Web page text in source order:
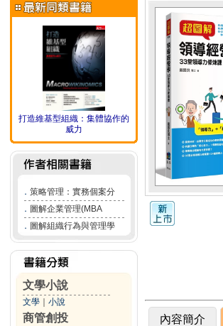
打造維基型組織：集體協作的
威力
． 策略管理：實務個案分
． 圖解企業管理(MBA
． 圖解組織行為與管理學
文學小說
文學 小說
商管創投 內容簡介